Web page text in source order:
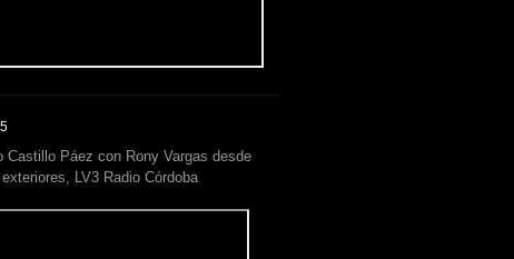
Castillo Páez con Rony Vargas desde
exteriores, LV3 Radio Córdoba